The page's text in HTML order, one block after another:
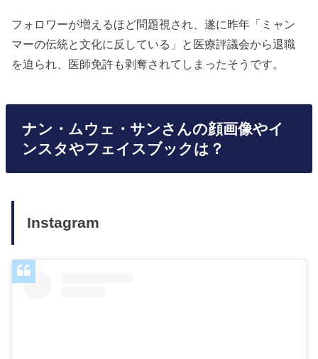
フォロワーが増えるほど問題視され、遂に昨年「ミャン
マーの伝統と文化に反している」と医療評議会から退職
を迫られ、医師免許も剥奪されてしまったそうです。
ナン・ムウェ・サンさんの顔画像やイ
ンスタやフェイスブックは？
Instagram